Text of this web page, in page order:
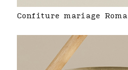
Confiture mariage Roma